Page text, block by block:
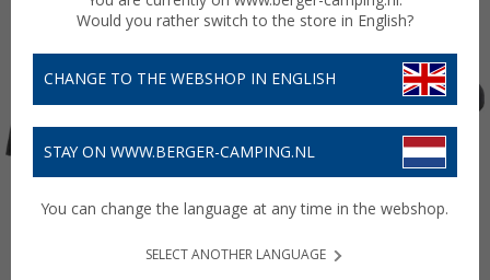
Would you rather switch to the store in English?
CHANGE TO THE WEBSHOP IN ENGLISH
STAY ON WWW.BERGER-CAMPING.NL
You can change the language at any time in the webshop.
SELECT ANOTHER LANGUAGE